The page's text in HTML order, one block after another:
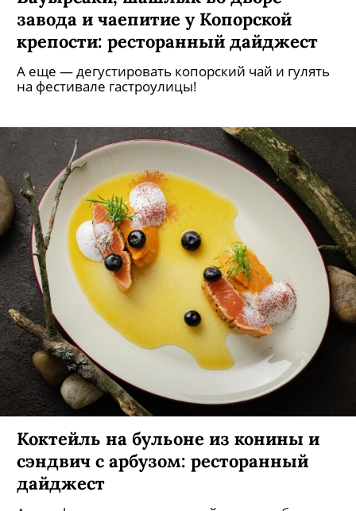
Бауырсаки, шашлык во дворе
завода и чаепитие у Копорской
крепости: ресторанный дайджест
А еще — дегустировать копорский чай и гулять
Коктейль на бульоне из конины и
сэндвич с арбузом: ресторанный
дайджест